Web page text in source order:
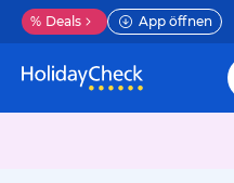
% Deals App öffnen